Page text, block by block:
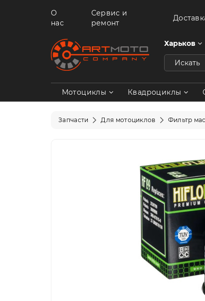
О
нас
Сервис и
ремонт
Харьков
Мотоциклы Квадроциклы
Запчасти Для мотоциклов Фильтр